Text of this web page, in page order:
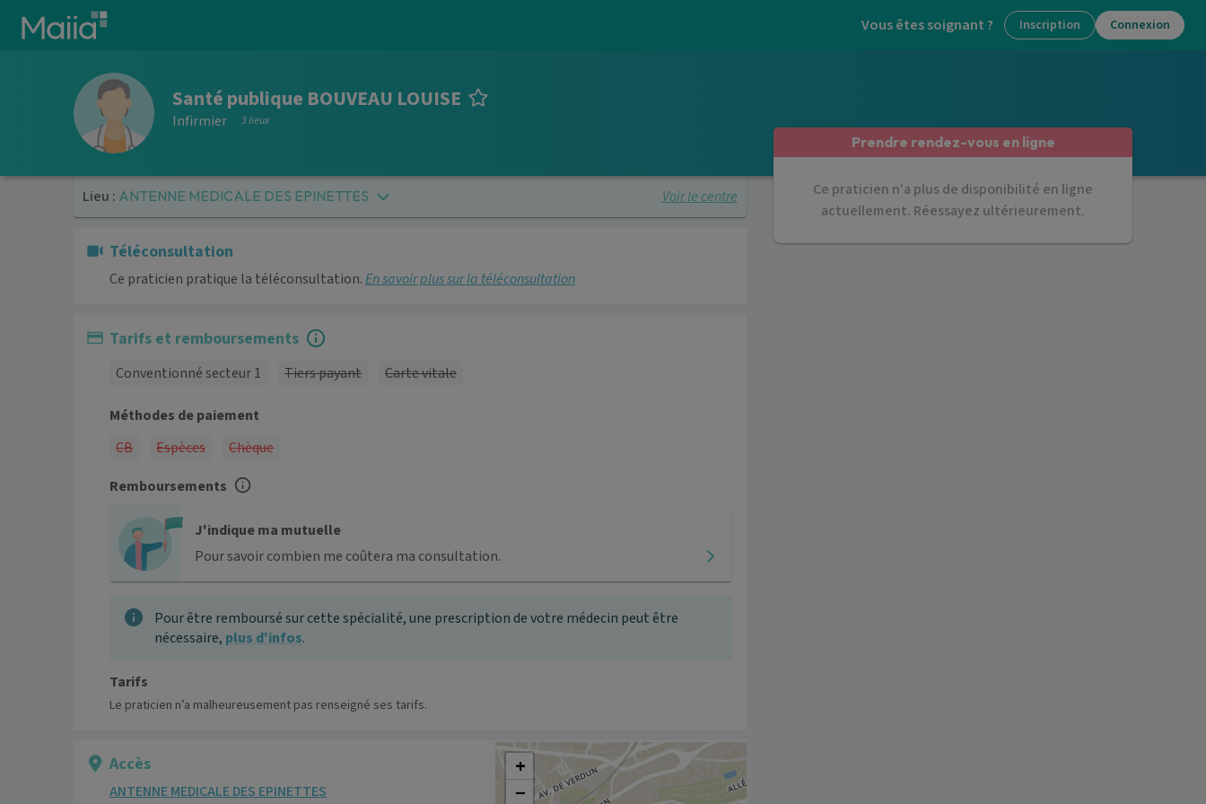
Aller au contenu principal Vous êtes soignant ? Inscription Connexion
Santé publique BOUVEAU LOUISE
Infirmier 3 lieux
Lieu : ANTENNE MEDICALE DES EPINETTES Voir le centre
Téléconsultation
Ce praticien pratique la téléconsultation.En savoir plus sur la téléconsultation
Tarifs et remboursements
Conventionné secteur 1 Tiers payant Carte vitale
Méthodes de paiement
CB
Espèces
Chèque
Remboursements
J'indique ma mutuelle
Pour savoir combien me coûtera ma consultation.
Pour être remboursé sur cette spécialité, une prescription de votre médecin peut être
nécessaire, plus d'infos.
Tarifs
Le praticien n’a malheureusement pas renseigné ses tarifs.
Accès
ANTENNE MEDICALE DES EPINETTES
+
−
Prendre rendez-vous en ligne
Ce praticien n'a plus de disponibilité en ligne
actuellement. Réessayez ultérieurement.